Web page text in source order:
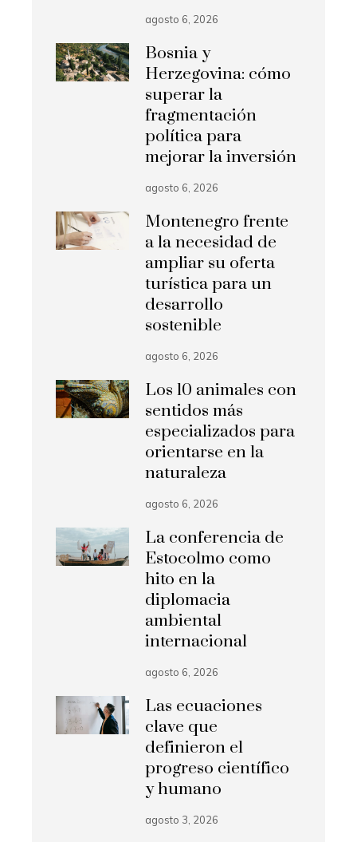
agosto 6, 2026
Bosnia y
Herzegovina: cómo
superar la
fragmentación
política para
mejorar la inversión
agosto 6, 2026
Montenegro frente
a la necesidad de
ampliar su oferta
turística para un
desarrollo
sostenible
agosto 6, 2026
Los 10 animales con
sentidos más
especializados para
orientarse en la
naturaleza
agosto 6, 2026
La conferencia de
Estocolmo como
hito en la
diplomacia
ambiental
internacional
agosto 6, 2026
Las ecuaciones
clave que
definieron el
progreso científico
y humano
agosto 3, 2026